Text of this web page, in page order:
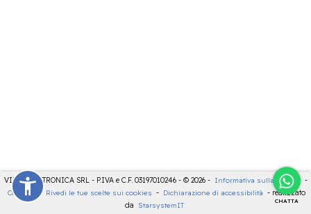
CHATTA
VIDEOELETTRONICA SRL - P.IVA e C.F. 03197010246 - © 2026 - Informativa sulla privacy -
Cookies
- Rivedi le tue scelte sui cookies - Dichiarazione di accessibilità - realizzato
da
StarsystemIT